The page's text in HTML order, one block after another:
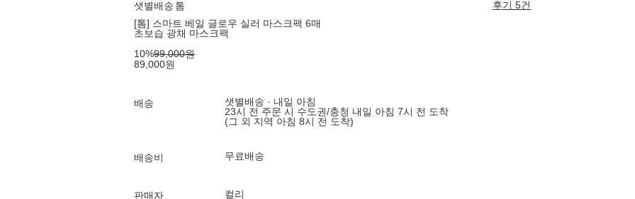
샛별배송 톰
후기 5건
[톰] 스마트 베일 글로우 실러 마스크팩 6매
초보습 광채 마스크팩
10%99,000원
89,000원
배송
샛별배송 · 내일 아침
23시 전 주문 시 수도권/충청 내일 아침 7시 전 도착
(그 외 지역 아침 8시 전 도착)
배송비 무료배송
판매자 컬리